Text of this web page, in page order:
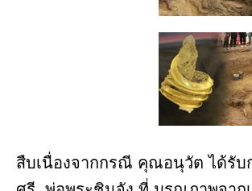
สืบเนื่องจากกรณี คุณอนุวัต ได้รับ